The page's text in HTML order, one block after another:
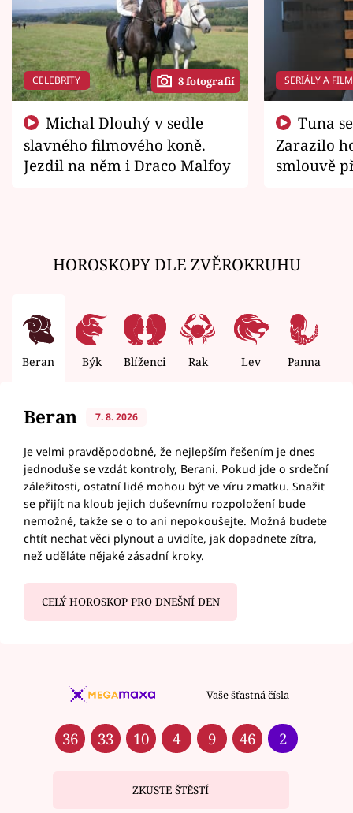
CELEBRITY 8 fotografií
slavného filmového koně.
Jezdil na něm i Draco Malfoy
SERIÁLY A
Zarazilo
smlouvě
HOROSKOPY DLE ZVĚROKRUHU
Beran Býk Blíženci Rak Lev Panna
Beran 7. 8. 2026
Je velmi pravděpodobné, že nejlepším řešením je dnes
jednoduše se vzdát kontroly, Berani. Pokud jde o srdeční
záležitosti, ostatní lidé mohou být ve víru zmatku. Snažit
se přijít na kloub jejich duševnímu rozpoložení bude
nemožné, takže se o to ani nepokoušejte. Možná budete
chtít nechat věci plynout a uvidíte, jak dopadnete zítra,
než uděláte nějaké zásadní kroky.
CELÝ HOROSKOP PRO DNEŠNÍ DEN
Vaše šťastná čísla
36 33 10 4 9 46 2
ZKUSTE ŠTĚSTÍ